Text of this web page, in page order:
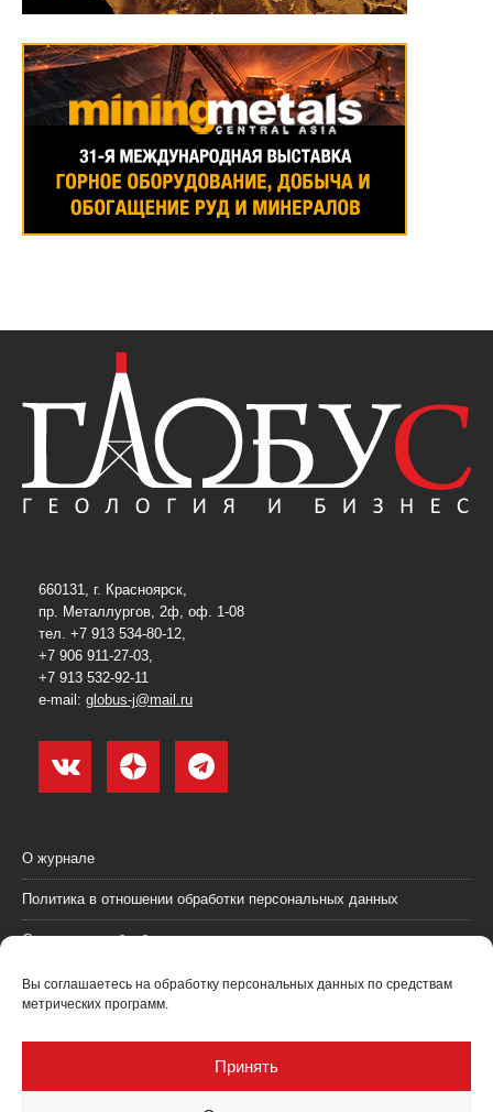
Вы соглашаетесь на обработку персональных данных по средствам
метрических программ.
Принять
660131, г. Красноярск,
пр. Металлургов, 2ф, оф. 1-08
тел. +7 913 534-80-12,
+7 906 911-27-03,
+7 913 532-92-11
e-mail: globus-j@mail.ru
О журнале
Политика в отношении обработки персональных данных
Согласие на обработку персональных данных
Пользовательское соглашение (оферта)